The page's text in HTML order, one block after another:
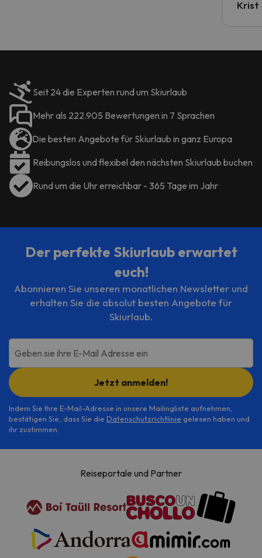
Krist
Seit 24 die Experten rund um Skiurlaub
Mehr als 222.905 Bewertungen in 7 Sprachen
Die besten Angebote für Skiurlaub in ganz Europa
Reibungslos und flexibel den nächsten Skiurlaub buchen
Rund um die Uhr erreichbar - 365 Tage im Jahr
Der perfekte Skiurlaub erwartet
euch!
Abonnieren Sie unseren monatlichen Newsletter und
erhalten Sie die absolut besten Angebote für
Skiurlaub.
Geben sie ihre E-Mail Adresse ein
Jetzt anmelden!
Indem Sie Ihre E-Mail-Adresse in unsere Mailingliste aufnehmen,
bestätigen Sie, dass Sie die Datenschutzrichtlinie gelesen haben und
ihr zustimmen.
Reiseportale und Partner